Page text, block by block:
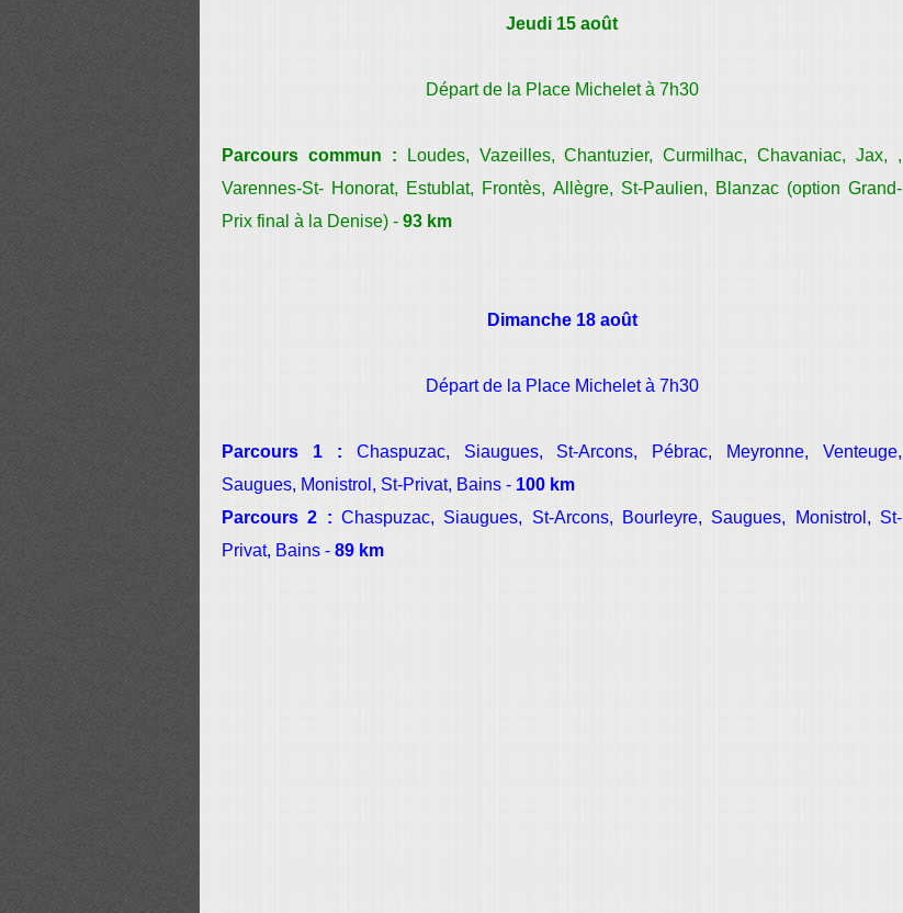
Jeudi 15 août
Départ de la Place Michelet à 7h30
Parcours commun :
Loudes, Vazeilles, Chantuzier, Curmilhac, Chavaniac, Jax, ,
Varennes-St- Honorat, Estublat, Frontès, Allègre, St-Paulien, Blanzac (option Grand-
Prix final à la Denise) - 93 km
Dimanche 18 août
Départ de la Place Michelet à 7h30
Parcours 1 : Chaspuzac, Siaugues, St-Arcons, Pébrac, Meyronne, Venteuge,
Saugues, Monistrol, St-Privat, Bains - 100 km
Parcours 2 : Chaspuzac, Siaugues, St-Arcons, Bourleyre, Saugues, Monistrol, St-
Privat, Bains - 89 km